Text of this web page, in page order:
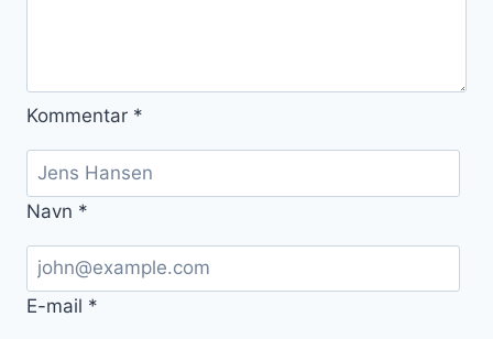
Kommentar *
Navn *
E-mail *